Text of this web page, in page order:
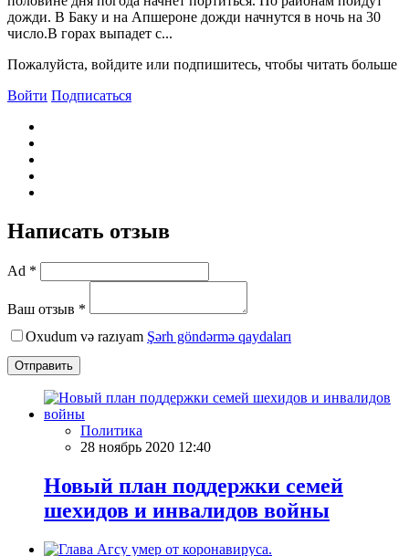
дожди. В Баку и на Апшероне дожди начнутся в ночь на 30
число.В горах выпадет с...
Пожалуйста, войдите или подпишитесь, чтобы читать больше
Войти Подписаться
Написать отзыв
Ad *
Ваш отзыв *
Oxudum və razıyam Şərh göndərmə qaydaları
Отправить
Политика
28 ноябрь 2020 12:40
Новый план поддержки семей
шехидов и инвалидов войны